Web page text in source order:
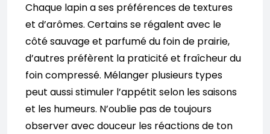
Chaque lapin a ses préférences de textures
et d’arômes. Certains se régalent avec le
côté sauvage et parfumé du foin de prairie,
d’autres préfèrent la praticité et fraîcheur du
foin compressé. Mélanger plusieurs types
peut aussi stimuler l’appétit selon les saisons
et les humeurs. N’oublie pas de toujours
observer avec douceur les réactions de ton